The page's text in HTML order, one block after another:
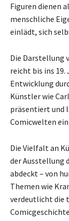
Figuren dienen
menschliche
einlädt, sich
Die Darstellung
reicht bis ins
Entwicklung
Künstler wie
präsentiert und
Comicwelten
Die Vielfalt an
der Ausstellung
abdeckt – von
Themen wie
verdeutlicht die